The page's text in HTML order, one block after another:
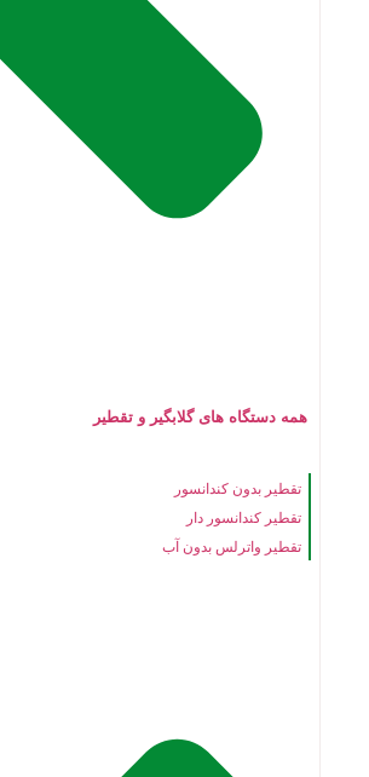
همه دستگاه های گلابگیر و تقطیر
تقطیر بدون کندانسور
تقطیر کندانسور دار
تقطیر واترلس بدون آب